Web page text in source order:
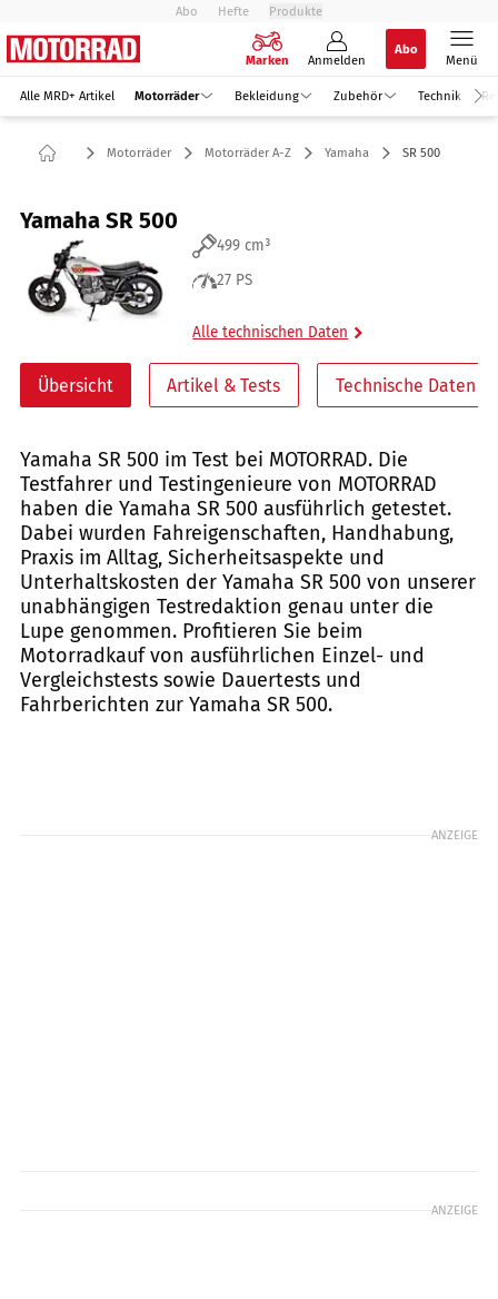
Abo Hefte Produkte
Marken Anmelden
Abo
Menü
Alle MRD+ Artikel Motorräder Bekleidung Zubehör Technik
Motorräder Motorräder A-Z Yamaha SR 500
Yamaha SR 500
499 cm³
27 PS
Alle technischen Daten
Übersicht Artikel & Tests Technische Daten
Yamaha SR 500 im Test bei MOTORRAD. Die
Testfahrer und Testingenieure von MOTORRAD
haben die Yamaha SR 500 ausführlich getestet.
Dabei wurden Fahreigenschaften, Handhabung,
Praxis im Alltag, Sicherheitsaspekte und
Unterhaltskosten der Yamaha SR 500 von unserer
unabhängigen Testredaktion genau unter die
Lupe genommen. Profitieren Sie beim
Motorradkauf von ausführlichen Einzel- und
Vergleichstests sowie Dauertests und
Fahrberichten zur Yamaha SR 500.
ANZEIGE
ANZEIGE